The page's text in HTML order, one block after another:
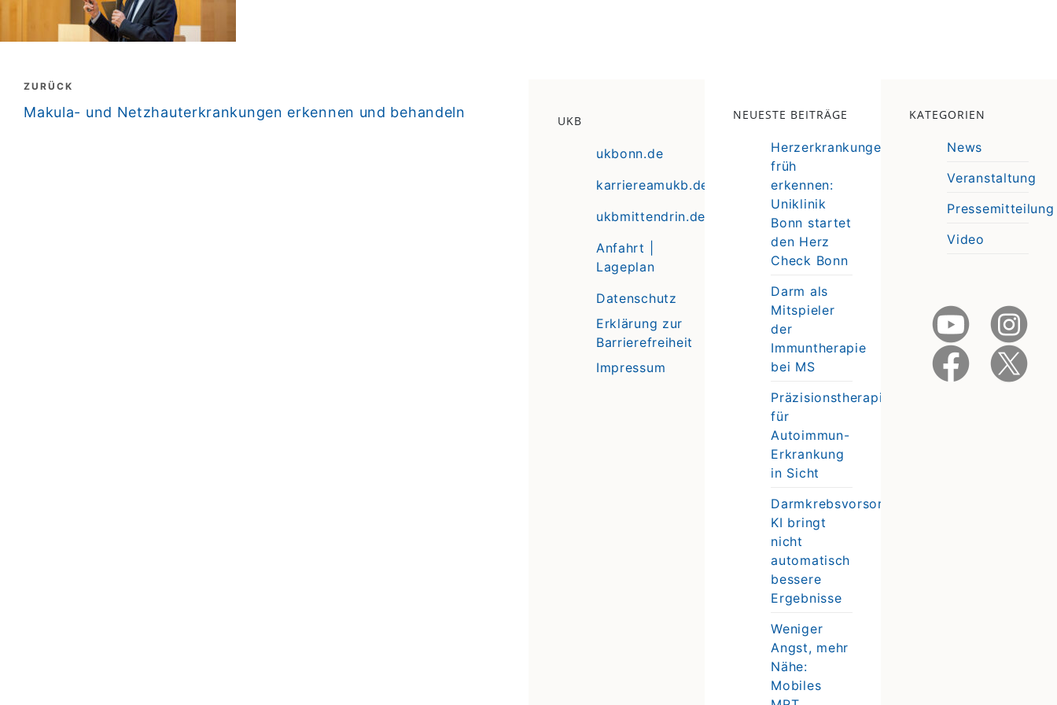
Beitragsnavigation
ZURÜCK
zurück
Makula- und Netzhauterkrankungen erkennen und behandeln
UKB
ukbonn.de
karriereamukb.de
ukbmittendrin.de
Anfahrt |
Lageplan
Datenschutz
Erklärung zur
Barrierefreiheit
Impressum
NEUESTE BEITRÄGE
Herzerkrankungen
früh
erkennen:
Uniklinik
Bonn startet
den Herz
Check Bonn
Darm als
Mitspieler
der
Immuntherapie
bei MS
Präzisionstherapie
für
Autoimmun-
Erkrankung
in Sicht
Darmkrebsvorsorge:
KI bringt
nicht
automatisch
bessere
Ergebnisse
Weniger
Angst, mehr
Nähe:
Mobiles
KATEGORIEN
News
Veranstaltung
Pressemitteilung
Video